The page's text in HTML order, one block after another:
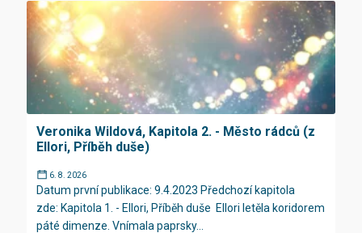
Veronika Wildová, Kapitola 2. - Město rádců (z
Ellori, Příběh duše)
6. 8. 2026
Datum první publikace: 9.4.2023 Předchozí kapitola
zde: Kapitola 1. - Ellori, Příběh duše Ellori letěla koridorem
páté dimenze. Vnímala paprsky...